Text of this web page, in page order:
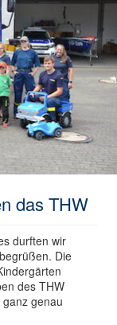
das THW
durften wir
Die
des THW
genau